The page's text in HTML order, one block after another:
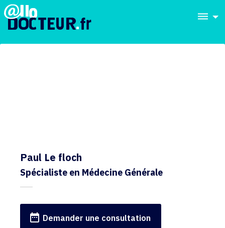
dehaze
Paul Le floch
Spécialiste en Médecine Générale
date_range Demander une consultation